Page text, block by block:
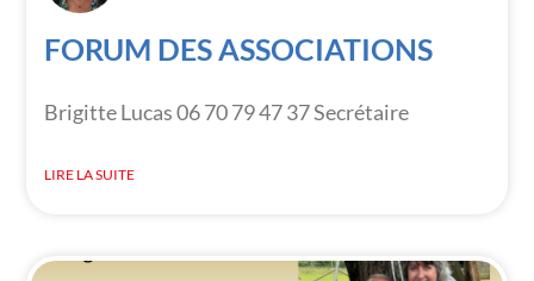
FORUM DES ASSOCIATIONS
Brigitte Lucas 06 70 79 47 37 Secrétaire
LIRE LA SUITE